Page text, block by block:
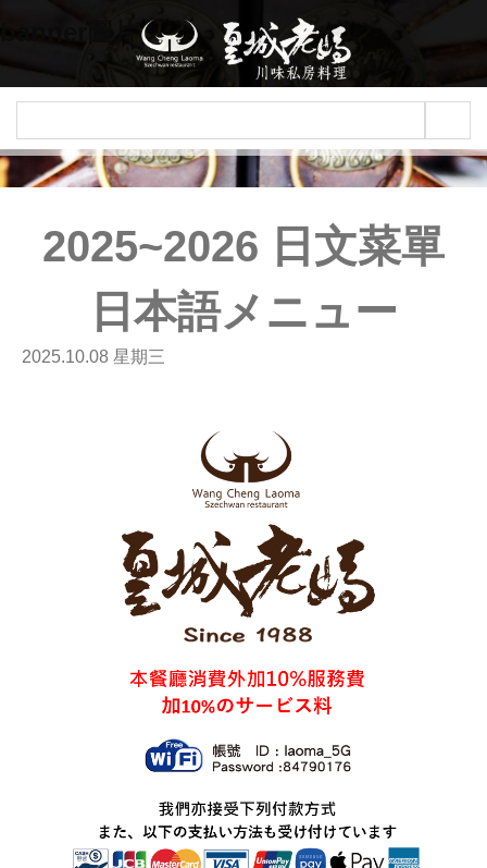
Jump to navigation
2025~2026 日文菜單
日本語メニュー
2025.10.08 星期三